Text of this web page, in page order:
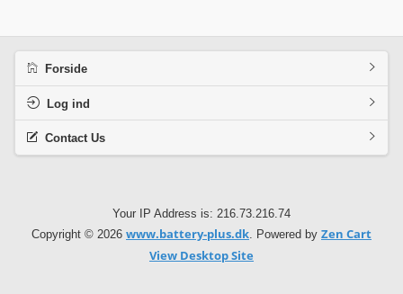
Forside
Log ind
Contact Us
Your IP Address is: 216.73.216.74
Copyright © 2026 www.battery-plus.dk. Powered by Zen Cart
View Desktop Site